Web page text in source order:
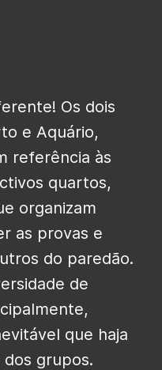
Os dois
e Aquário,
referência às
quartos,
organizam
as provas e
do paredão.
de
que haja
grupos.